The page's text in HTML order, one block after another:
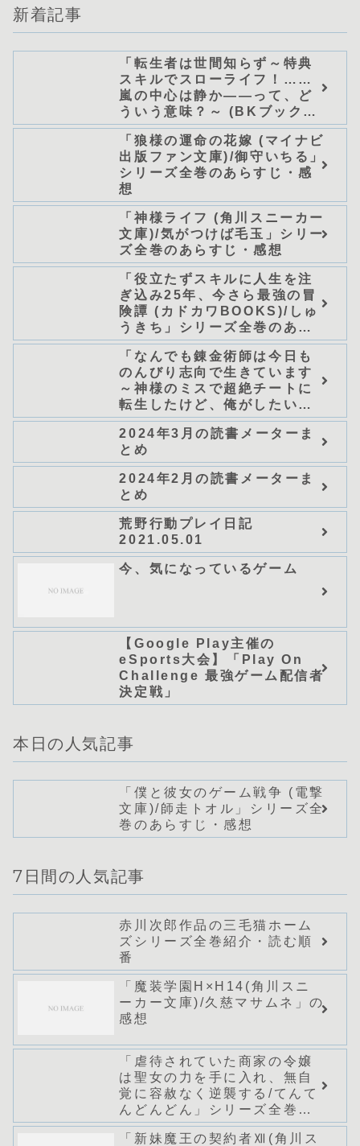
新着記事
「転生者は世間知らず～特典
スキルでスローライフ！……
嵐の中心は静か――って、ど
ういう意味？～ (BKブック
ス)/唖鳴蝉」シリーズ全巻のあ
らすじ・感想
「狼様の運命の花嫁 (マイナビ
出版ファン文庫)/御守いちる」
シリーズ全巻のあらすじ・感
想
「神様ライフ (角川スニーカー
文庫)/気がつけば毛玉」シリー
ズ全巻のあらすじ・感想
「役立たずスキルに人生を注
ぎ込み25年、今さら最強の冒
険譚 (カドカワBOOKS)/しゅ
うきち」シリーズ全巻のあら
すじ・感想
「なんでも錬金術師は今日も
のんびり志向で生きています
～神様のミスで超絶チートに
転生したけど、俺がしたいの
は冒険じゃなくてホワイト商
会の立上げです～（グラスト
ノベルス） (グラスト
NOVELS)/可換環」シリーズ
全巻のあらすじ・感想
2024年3月の読書メーターま
とめ
2024年2月の読書メーターま
とめ
荒野行動プレイ日記
2021.05.01
今、気になっているゲーム
【Google Play主催の
eSports大会】「Play On
Challenge 最強ゲーム配信者
決定戦」
本日の人気記事
「僕と彼女のゲーム戦争 (電撃
文庫)/師走トオル」シリーズ全
巻のあらすじ・感想
7日間の人気記事
赤川次郎作品の三毛猫ホーム
ズシリーズ全巻紹介・読む順
番
「魔装学園H×H14(角川スニ
ーカー文庫)/久慈マサムネ」の
感想
「虐待されていた商家の令嬢
は聖女の力を手に入れ、無自
覚に容赦なく逆襲する/てんて
んどんどん」シリーズ全巻の
あらすじ・感想
「新妹魔王の契約者Ⅻ(角川ス